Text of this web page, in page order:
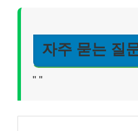
자주 묻는 질
" "